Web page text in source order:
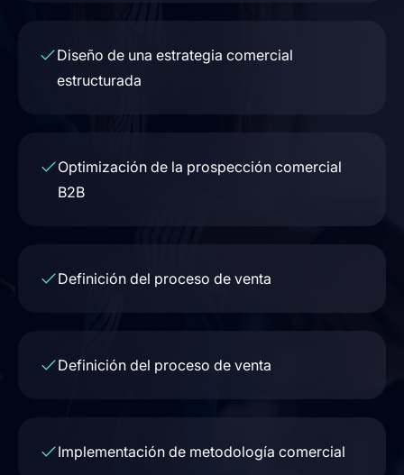
Diseño de una estrategia comercial
estructurada
Optimización de la prospección comercial
B2B
Definición del proceso de venta
Definición del proceso de venta
Implementación de metodología comercial